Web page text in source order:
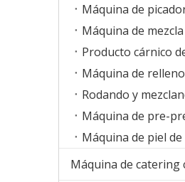
Máquina de
Máquina de
Producto cárnico
Rodando y
Máquina de pre-
Máquina de piel de
Máquina de catering